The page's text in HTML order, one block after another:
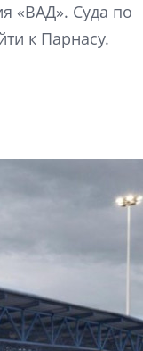
«ВАД». Суда по
к Парнасу.
эпохи фальш-